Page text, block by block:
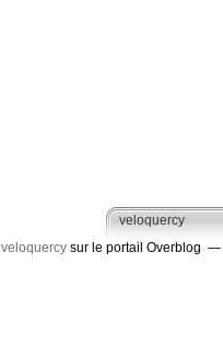
veloquercy
veloquercy sur le portail Overblog